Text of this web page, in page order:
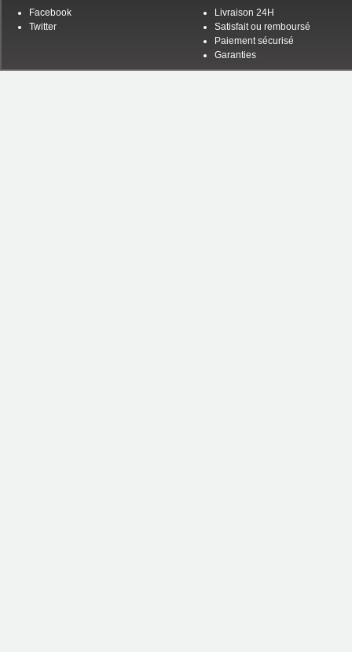
Facebook
Twitter
Livraison 24H
Satisfait ou remboursé
Paiement sécurisé
Garanties